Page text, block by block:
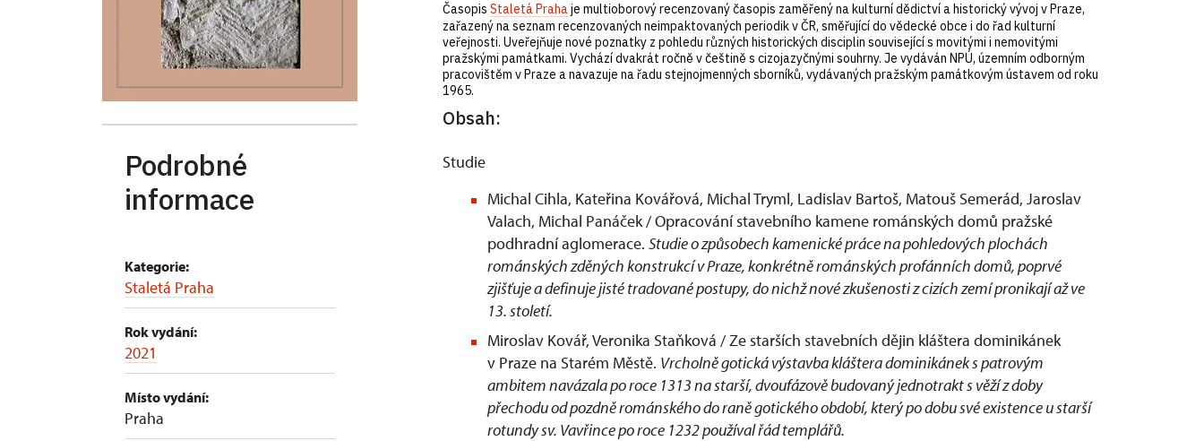
Podrobné
informace
Kategorie:
Staletá Praha
Rok vydání:
2021
Místo vydání:
Praha
Časopis Staletá Prahaje multioborový recenzovaný časopis zaměřený na kulturní dědictví a historický vývoj v Praze,
zařazený na seznam recenzovaných neimpaktovaných periodik v ČR, směřující do vědecké obce i do řad kulturní
veřejnosti. Uveřejňuje nové poznatky z pohledu různých historických disciplin související s movitými i nemovitými
pražskými památkami. Vychází dvakrát ročně v češtině s cizojazyčnými souhrny. Je vydáván NPÚ, územním odborným
pracovištěm v Praze a navazuje na řadu stejnojmenných sborníků, vydávaných pražským památkovým ústavem od roku
1965.
Obsah:
Studie
Michal Cihla, Kateřina Kovářová, Michal Tryml, Ladislav Bartoš, Matouš Semerád, Jaroslav
Valach, Michal Panáček / Opracování stavebního kamene románských domů pražské
podhradní aglomerace. Studie o způsobech kamenické práce na pohledových plochách
románských zděných konstrukcí v Praze, konkrétně románských profánních domů, poprvé
zjišťuje a definuje jisté tradované postupy, do nichž nové zkušenosti z cizích zemí pronikají až ve
13. století.
Miroslav Kovář, Veronika Staňková / Ze starších stavebních dějin kláštera dominikánek
v Praze na Starém Městě. Vrcholně gotická výstavba kláštera dominikánek s patrovým
ambitem navázala po roce 1313 na starší, dvoufázově budovaný jednotrakt s věží z doby
přechodu od pozdně románského do raně gotického období, který po dobu své existence u starší
rotundy sv. Vavřince po roce 1232 používal řád templářů.